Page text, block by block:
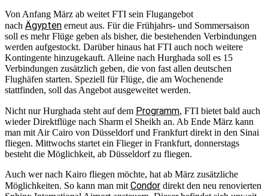
Von Anfang März ab weitet FTI sein Flugangebot
nach Ägypten erneut aus. Für die Frühjahrs- und Sommersaison
soll es mehr Flüge geben als bisher, die bestehenden Verbindungen
werden aufgestockt. Darüber hinaus hat FTI auch noch weitere
Kontingente hinzugekauft. Alleine nach Hurghada soll es 15
Verbindungen zusätzlich geben, die von fast allen deutschen
Flughäfen starten. Speziell für Flüge, die am Wochenende
stattfinden, soll das Angebot ausgeweitet werden.
Nicht nur Hurghada steht auf dem Programm, FTI bietet bald auch
wieder Direktflüge nach Sharm el Sheikh an. Ab Ende März kann
man mit Air Cairo von Düsseldorf und Frankfurt direkt in den Sinai
fliegen. Mittwochs startet ein Flieger in Frankfurt, donnerstags
besteht die Möglichkeit, ab Düsseldorf zu fliegen.
Auch wer nach Kairo fliegen möchte, hat ab März zusätzliche
Möglichkeiten. So kann man mitCondor direkt den neu renovierten